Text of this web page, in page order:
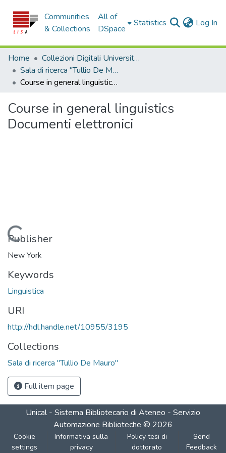
Communities
& Collections
All of
DSpace
Statistics Log In
Home
Collezioni Digitali Università della Calabria
Sala di ricerca "Tullio De Mauro"
Course in general linguistics Documenti elettronici
Course in general linguistics
Documenti elettronici
Loading...
Publisher
New York
Keywords
Linguistica
URI
http://hdl.handle.net/10955/3195
Collections
Sala di ricerca "Tullio De Mauro"
Full item page
Unical - Sistema Bibliotecario di Ateneo - Servizio
Automazione Biblioteche © 2026
Cookie
settings
Informativa sulla
privacy
Policy tesi di
dottorato
Send
Feedback